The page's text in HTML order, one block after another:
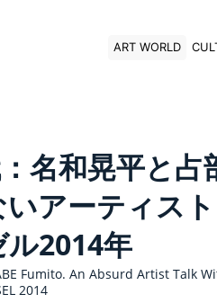
ART WORLD
名和晃平と占
アーティスト
ル2014年
Fumito. An Absurd Artist Talk
2014